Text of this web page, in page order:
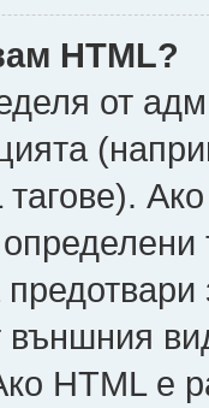
HTML?
от
външния
HTML е